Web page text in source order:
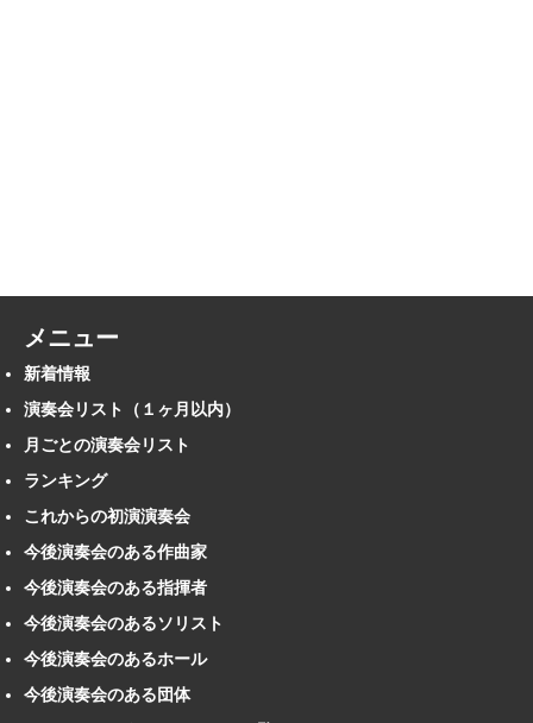
メニュー
新着情報
演奏会リスト（１ヶ月以内）
月ごとの演奏会リスト
ランキング
これからの初演演奏会
今後演奏会のある作曲家
今後演奏会のある指揮者
今後演奏会のあるソリスト
今後演奏会のあるホール
今後演奏会のある団体